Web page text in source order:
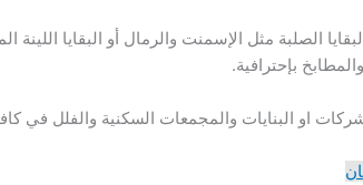
الصلبة مثل الإسمنت والرمال أو البقايا اللينة
بإحترافية.
او البنايات والمجمعات السكنية والفلل